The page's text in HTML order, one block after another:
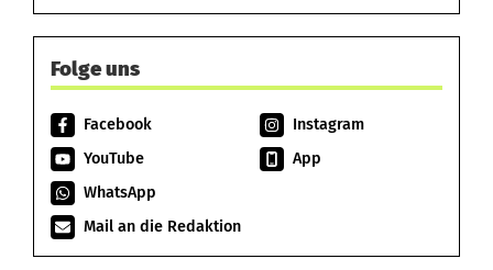
Folge uns
Facebook
Instagram
YouTube
App
WhatsApp
Mail an die Redaktion